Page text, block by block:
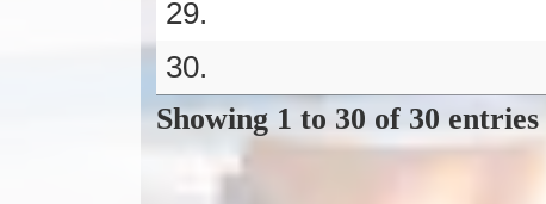
29.
30.
Showing 1 to 30 of 30 entries